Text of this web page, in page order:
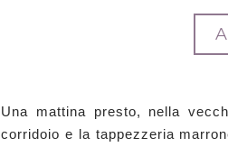
Una mattina presto, nella
corridoio e la tappezzeria